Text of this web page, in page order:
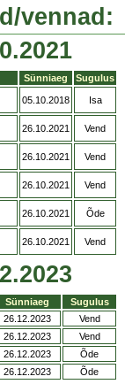
vennad:
Sünniaeg
Sugulus
05.10.2018 Isa
26.10.2021 Vend
26.10.2021 Vend
26.10.2021 Vend
26.10.2021 Õde
26.10.2021 Vend
Sünniaeg
Sugulus
26.12.2023
Vend
26.12.2023
Vend
26.12.2023
Õde
26.12.2023 Õde